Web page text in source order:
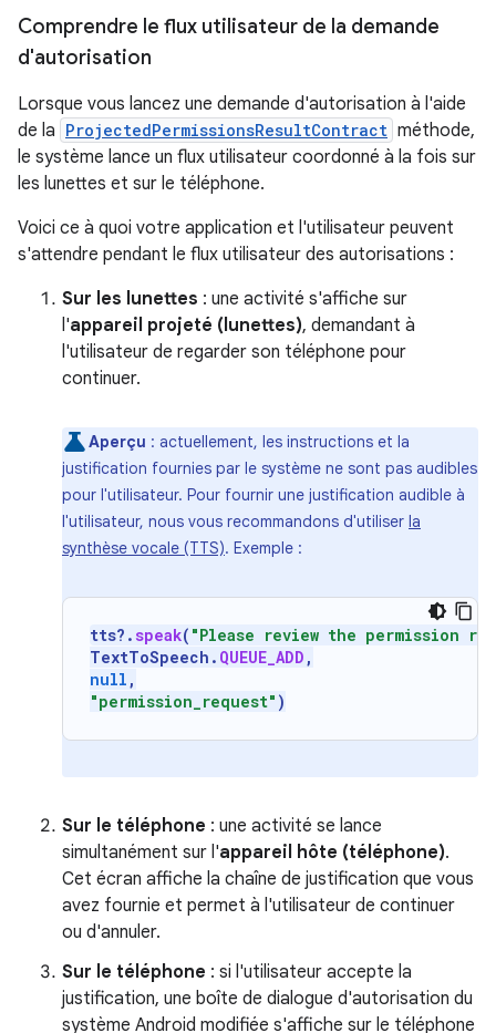
Comprendre le flux utilisateur de la demande
d'autorisation
Lorsque vous lancez une demande d'autorisation à l'aide
de la ProjectedPermissionsResultContract méthode,
le système lance un flux utilisateur coordonné à la fois sur
les lunettes et sur le téléphone.
Voici ce à quoi votre application et l'utilisateur peuvent
s'attendre pendant le flux utilisateur des autorisations :
Sur les lunettes : une activité s'affiche sur
l'appareil projeté (lunettes), demandant à
l'utilisateur de regarder son téléphone pour
continuer.
Aperçu : actuellement, les instructions et la
justification fournies par le système ne sont pas audibles
pour l'utilisateur. Pour fournir une justification audible à
l'utilisateur, nous vous recommandons d'utiliser la
synthèse vocale (TTS). Exemple :
tts?. speak( "Please review the permission
TextToSpeech . QUEUE_ADD ,
null ,
"permission_request" )
Sur le téléphone : une activité se lance
simultanément sur l'appareil hôte (téléphone).
Cet écran affiche la chaîne de justification que vous
avez fournie et permet à l'utilisateur de continuer
ou d'annuler.
Sur le téléphone : si l'utilisateur accepte la
justification, une boîte de dialogue d'autorisation du
système Android modifiée s'affiche sur le téléphone